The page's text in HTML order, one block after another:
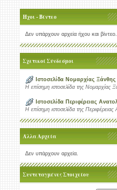
Ήχοι - Βίντεο
Δεν υπάρχουν αρχεία ήχου και βίντεο.
Σχετικοί Σύνδεσμοι
Ιστοσελίδα Νομαρχίας Ξάνθης
Η επίσημη ιστοσελίδα της Νομαρχίας
Ιστοσελίδα Περιφέρειας
Η επίσημη ιστοσελίδα της
Άλλα Αρχεία
Δεν υπάρχουν αρχεία.
Συντεταγμένες Στοιχείου